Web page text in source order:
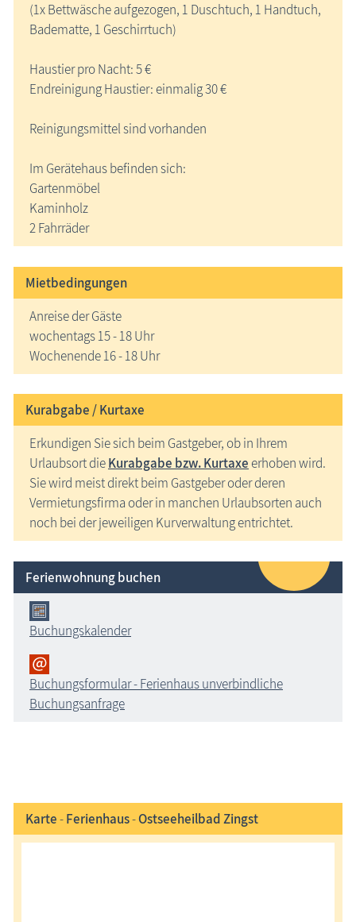
(1x Bettwäsche aufgezogen, 1 Duschtuch, 1 Handtuch,
Badematte, 1 Geschirrtuch)
Haustier pro Nacht: 5 €
Endreinigung Haustier: einmalig 30 €
Reinigungsmittel sind vorhanden
Im Gerätehaus befinden sich:
Gartenmöbel
Kaminholz
2 Fahrräder
Mietbedingungen
Anreise der Gäste
wochentags 15 - 18 Uhr
Wochenende 16 - 18 Uhr
Kurabgabe / Kurtaxe
Erkundigen Sie sich beim Gastgeber, ob in Ihrem
Urlaubsort dieKurabgabe bzw. Kurtaxeerhoben wird.
Sie wird meist direkt beim Gastgeber oder deren
Vermietungsfirma oder in manchen Urlaubsorten auch
noch bei der jeweiligen Kurverwaltung entrichtet.
Ferienwohnung buchen
Buchungskalender
Buchungsformular - Ferienhaus unverbindliche
Buchungsanfrage
Karte-Ferienhaus-Ostseeheilbad Zingst